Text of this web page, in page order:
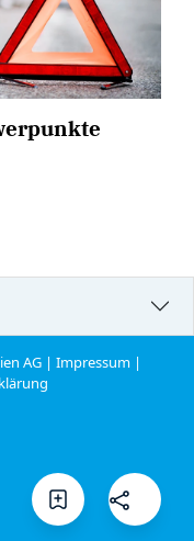
AG |Impressum |